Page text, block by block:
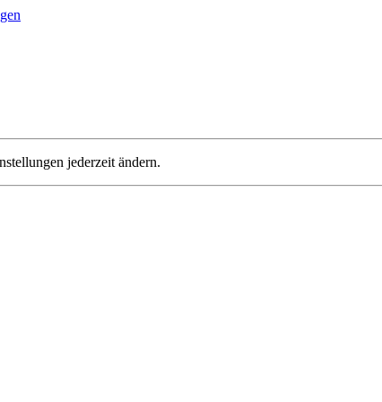
jederzeit ändern.